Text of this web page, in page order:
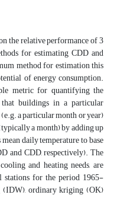
the relative performance of 3
for estimating CDD and
method for estimation this
of energy consumption.
metric for quantifying the
buildings in a particular
a particular month or year)
a month) by adding up
daily temperature to base
and CDD, respectively). The
and heating needs, are
for the period 1965-
(IDW), ordinary kriging (OK)